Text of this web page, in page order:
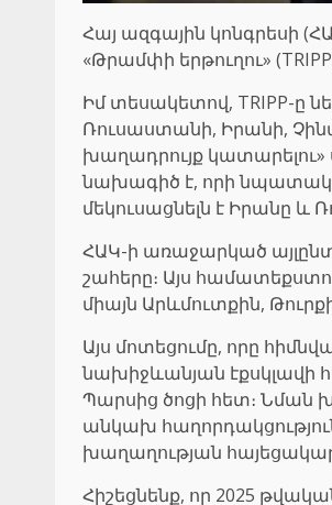
Հայ ազգային կոնգրեսի
«Թրամփի երթուղու»
Իմ տեսակետով, TRIPP-ը
Ռուսաստանի, Իրանի,
խաղադրույք կատարելու»
նախագիծ է, որի նպատակը
մեկուսացնելն է Իրանը
ՀԱԿ-ի առաջարկած
շահերը։ Այս
միայն Արևմուտքին,
Այս մոտեցումը, որը
նախիջևանյան էքսկլավի
Պարսից ծոցի հետ։
անկախ
խաղաղության
Հիշեցնենք, որ 2025